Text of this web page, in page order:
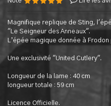
Magnifique replique de Sting,
"Le Seigneur des Anneaux".
L’épée magique donnée à Frodon
Une exclusivité "United Cutlery".
Longueur de la lame : 40 cm
longueur totale : 59 cm
Licence Officielle.